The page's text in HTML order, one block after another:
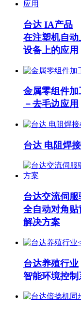
台达 IA产品
在注塑机自动
设备上的应用
金属零组件加
－去毛边应用
台达 电阻焊
台达交流伺服
全自动对角贴
解决方案
台达养殖行业
智能环境控制